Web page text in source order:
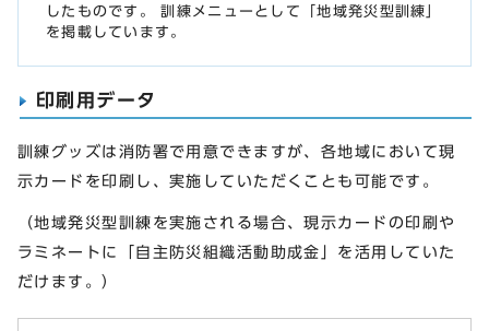
したものです。 訓練メニューとして「地域発災型訓練」
を掲載しています。
印刷用データ
訓練グッズは消防署で用意できますが、各地域において現
示カードを印刷し、実施していただくことも可能です。
（地域発災型訓練を実施される場合、現示カードの印刷や
ラミネートに「自主防災組織活動助成金」を活用していた
だけます。）